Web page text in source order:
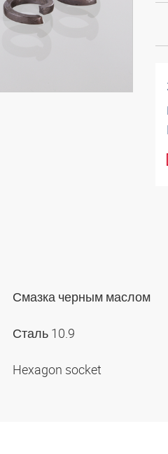
Смазка черным маслом
Сталь 10.9
Hexagon socket